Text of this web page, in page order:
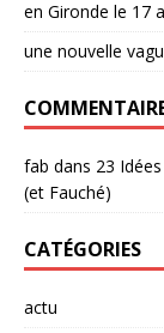
en Gironde le 17
une nouvelle
fab dans 23
(et Fauché)
CATÉGORIES
actu